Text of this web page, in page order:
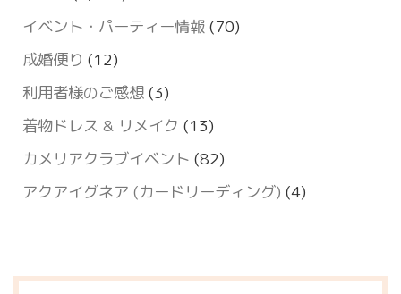
イベント・パーティー情報 (70)
成婚便り (12)
利用者様のご感想 (3)
着物ドレス & リメイク (13)
カメリアクラブイベント (82)
アクアイグネア (カードリーディング) (4)